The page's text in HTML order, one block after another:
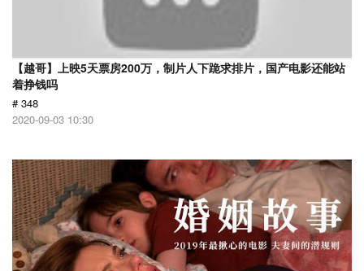
【越哥】上映5天票房200万，制片人下跪求排片，国产电影还能站
着挣钱吗
# 348
2020-09-03 10:30